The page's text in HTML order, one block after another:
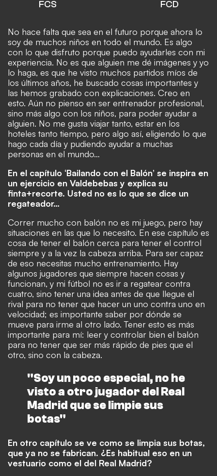
FCS FCD
No hace falta que sea en el futuro porque ahora lo
soy de muchos niños en todo el mundo. Es algo
con lo que disfruto porque puedo ayudarles con mi
experiencia. No es que alguien me dé imágenes y yo
lo haga, es que he visto muchos partidos míos de
los últimos años, he buscado cosas importantes y
las hemos grabado con explicaciones. Creo en
esto. Aún no pienso en ser entrenador profesional,
sino más algo con los niños, para poder ayudar a
alguien. No me gusta viajar tanto, estar en los
hoteles tanto tiempo, pero algo así, eligiendo lo que
hago cada día y pudiendo ayudar a muchas
personas en el mundo…
En el capítulo ‘Bailando con el Balón’ se inspira en
un ejercicio en Valdebebas y explica su
finta+recorte. Usted no es lo que se dice un
regateador…
Correr mucho con balón no es mi juego, pero hay
situaciones en las que lo necesito. En ese capítulo es
cosa de tener el balón cerca para tener el control
siempre y a la vez la cabeza arriba. Para ser capaz
de eso necesitas mucho entrenamiento. Hay
algunos jugadores que siempre hacen cosas y
funcionan, y mi fútbol no es ir a regatear contra
cuatro, sino tener una idea antes de que llegue el
rival para no tener que hacer un uno contra uno en
velocidad; es importante saber por dónde se
mueve para irme al otro lado. Tener esto es más
importante para mí: leer y controlar bien el balón
para no tener que ser más rápido de pies que el
otro, sino con la cabeza.
"Soy un poco especial, no he
visto a otro jugador del Real
Madrid que se limpie sus
botas"
En otro capítulo se ve como se limpia sus botas,
que ya no se fabrican. ¿Es habitual eso en un
vestuario como el del Real Madrid?